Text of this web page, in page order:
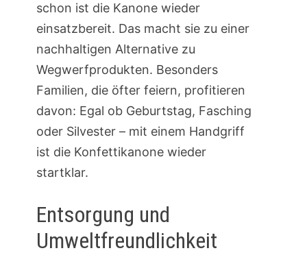
schon ist die Kanone wieder
einsatzbereit. Das macht sie zu einer
nachhaltigen Alternative zu
Wegwerfprodukten. Besonders
Familien, die öfter feiern, profitieren
davon: Egal ob Geburtstag, Fasching
oder Silvester – mit einem Handgriff
ist die Konfettikanone wieder
startklar.
Entsorgung und
Umweltfreundlichkeit